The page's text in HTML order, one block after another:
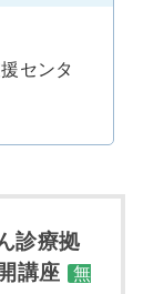
センタ
診療拠
講座
無